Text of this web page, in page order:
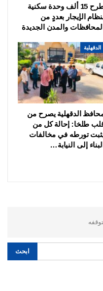
طرح 15 ألف وحدة سكنية
الإيجار بعددٍ من
المحافظات والمدن الجديدة
الدقهلية
الدقهلية يصرح من
طلخا: إحالة كل من
تورطه في مخالفات
البناء إلى النيابة…